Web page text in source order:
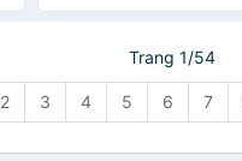
Trang 1/54
2 3 4 5 6 7